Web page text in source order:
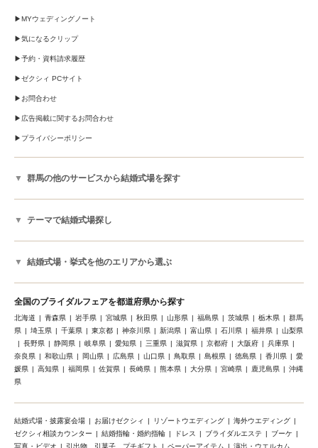
MYウェディングノート
気になるクリップ
予約・資料請求履歴
ゼクシィ PCサイト
お問合わせ
広告掲載に関するお問合わせ
プライバシーポリシー
群馬の他のサービスから結婚式場を探す
テーマで結婚式場探し
結婚式場・挙式を他のエリアから選ぶ
全国のブライダルフェアを都道府県から探す
北海道 青森県 岩手県 宮城県 秋田県 山形県 福島県 茨城県 栃木県
群馬
県
埼玉県 千葉県 東京都 神奈川県 新潟県 富山県 石川県 福井県
山梨県
長野県
静岡県 岐阜県 愛知県 三重県 滋賀県 京都府 大阪府
兵庫県
奈良県
和歌山県 岡山県 広島県 山口県 鳥取県 島根県 徳島県 香川県
愛
媛県
高知県 福岡県 佐賀県 長崎県 熊本県 大分県 宮崎県 鹿児島県
沖縄
県
結婚式場・披露宴会場 お届けゼクシィ リゾートウエディング
海外ウエディング
ゼクシィ相談カウンター
結婚指輪・婚約指輪 ドレス ブライダルエステ
ブーケ
写真・ビデオ
引出物、引菓子、プチギフト ペーパーアイテム 演出・ウエルカム